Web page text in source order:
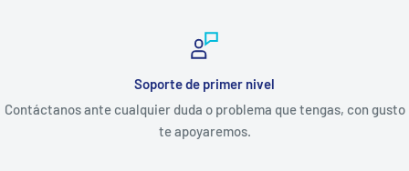
Soporte de primer nivel
Contáctanos ante cualquier duda o problema que tengas, con gusto
te apoyaremos.